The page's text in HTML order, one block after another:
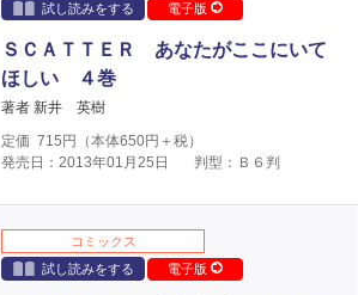
試し読みをする
電子版
ＳＣＡＴＴＥＲ あなたがここにいて
ほしい ４巻
著者 新井 英樹
定価 715 円（本体650円＋税）
発売日：2013年01月25日
判型：Ｂ６判
コミックス
試し読みをする
電子版